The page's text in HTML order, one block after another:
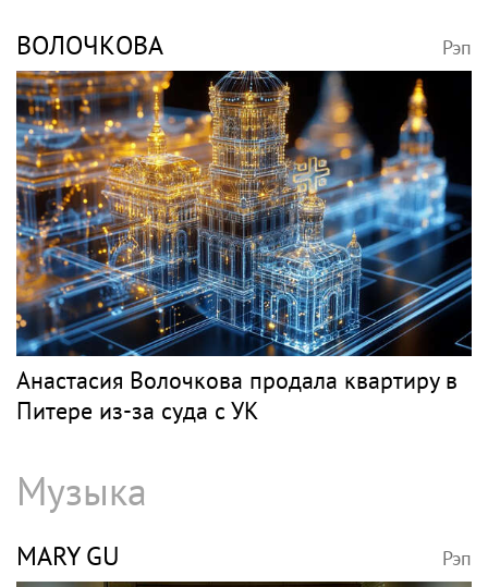
ВОЛОЧКОВА Рэп
Анастасия Волочкова продала квартиру в
Питере из-за суда с УК
Музыка
MARY GU Рэп